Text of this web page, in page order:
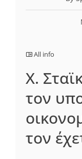
All info
Χ.
τον
τον